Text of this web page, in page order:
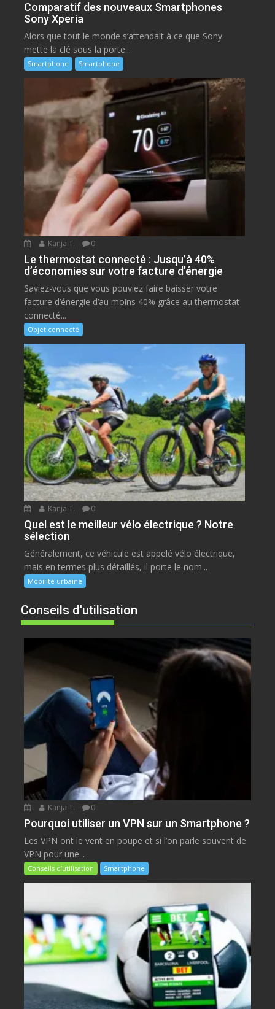
Comparatif des nouveaux Smartphones
Sony Xperia
Alors que tout le monde s’attendait à ce que Sony
mette la clé sous la porte...
Smartphone Smartphone
Kanja T. 0
Le thermostat connecté : Jusqu’à 40%
d’économies sur votre facture d’énergie
Saviez-vous que vous pouviez faire baisser votre
facture d’énergie d’au moins 40% grâce au thermostat
connecté...
Objet connecté
Kanja T. 0
Quel est le meilleur vélo électrique ? Notre
sélection
Généralement, ce véhicule est appelé vélo électrique,
mais en termes plus détaillés, il porte le nom...
Mobilité urbaine
Conseils d'utilisation
Kanja T. 0
Pourquoi utiliser un VPN sur un Smartphone ?
Les VPN ont le vent en poupe et si l’on parle souvent de
VPN pour une...
Conseils d’utilisation Smartphone